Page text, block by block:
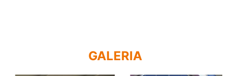
GALERIA